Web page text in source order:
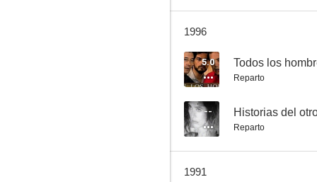
1996
5.0 Todos los
Reparto
--
Reparto
1991